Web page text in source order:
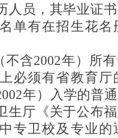
人员，其毕业证
单有在招生花名
不含2002年）所
必须有省教育
年）入学的普
生厅《关于公布
专卫校及专业的